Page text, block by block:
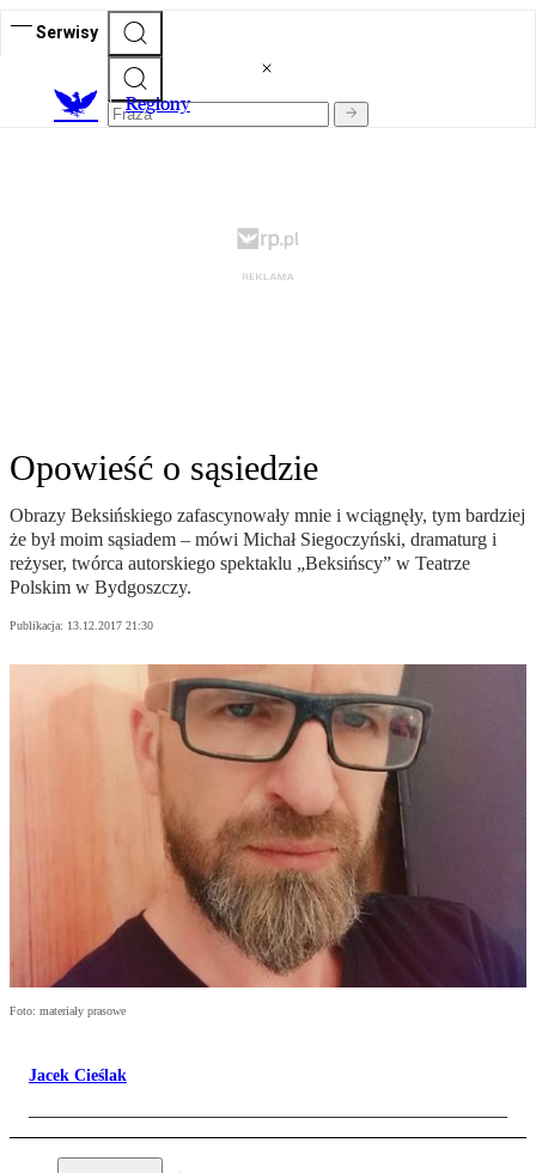
Serwisy
Regiony
Opowieść o sąsiedzie
Obrazy Beksińskiego zafascynowały mnie i wciągnęły, tym bardziej
że był moim sąsiadem – mówi Michał Siegoczyński, dramaturg i
reżyser, twórca autorskiego spektaklu „Beksińscy” w Teatrze
Polskim w Bydgoszczy.
Publikacja: 13.12.2017 21:30
Foto: materiały prasowe
Jacek Cieślak